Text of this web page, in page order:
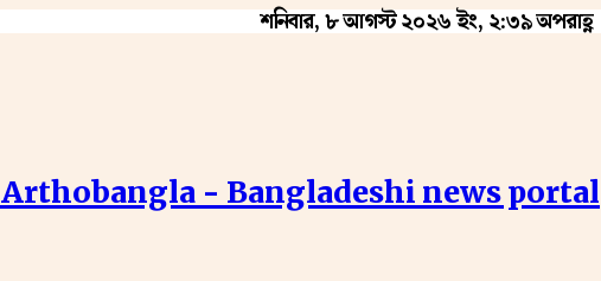
শনিবার, ৮ আগস্ট ২০২৬ ইং, ২:৩৯ অপরাহ্ণ
Arthobangla - Bangladeshi news portal